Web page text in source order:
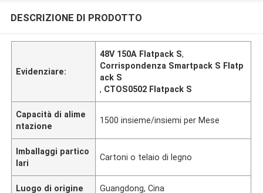
DESCRIZIONE DI PRODOTTO
Evidenziare:
48V 150A Flatpack S,
Corrispondenza Smartpack S Flatp
ack S
, CTOS0502 Flatpack S
Capacità di alime
ntazione
1500 insieme/insiemi per Mese
Imballaggi partico
lari
Cartoni o telaio di legno
Luogo di origine Guangdong, Cina